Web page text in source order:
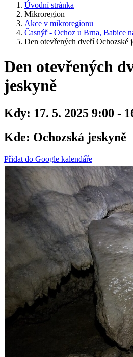
Úvodní stránka
Mikroregion
Akce v mikroregionu
Časnýř - Ochoz u Brna, Babice
Den otevřených dveří Ochozské
Den otevřených
jeskyně
Kdy: 17. 5. 2025 9:00 -
Kde: Ochozská jeskyně
Přidat do Google kalendáře